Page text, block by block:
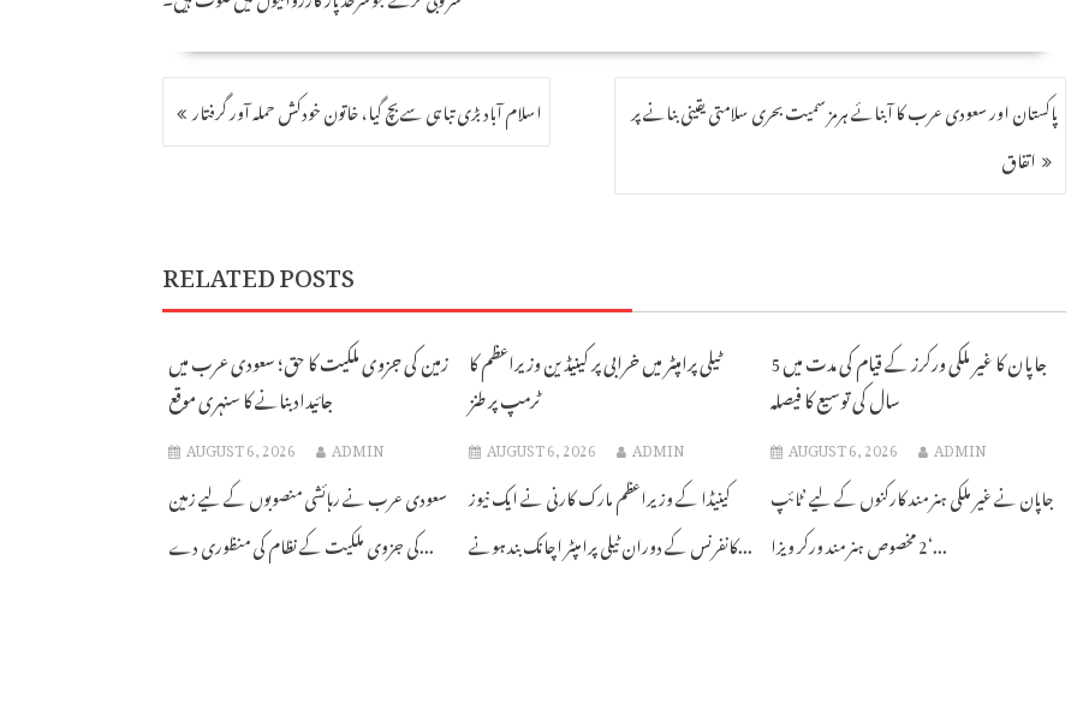
POST
NAVIGATION
اسلام آباد بڑی تباہی سے بچ گیا، خاتون خودکش حملہ آور گرفتار
پاکستان اور سعودی عرب کا آبنائے ہرمز سمیت بحری سلامتی یقینی بنانے پر
اتفاق
RELATED POSTS
زمین کی جزوی ملکیت کا حق؛ سعودی عرب میں
جائیداد بنانے کا سنہری موقع
AUGUST 6, 2026 ADMIN
سعودی عرب نے رہائشی منصوبوں کے لیے زمین
کی جزوی ملکیت کے نظام کی منظوری دے...
ٹیلی پرامپٹر میں خرابی پر کینیڈین وزیراعظم کا
ٹرمپ پر طنز
AUGUST 6, 2026 ADMIN
کینیڈا کے وزیراعظم مارک کارنی نے ایک نیوز
کانفرنس کے دوران ٹیلی پرامپٹر اچانک بند ہونے...
جاپان کا غیر ملکی ورکرز کے قیام کی مدت میں 5
سال کی توسیع کا فیصلہ
AUGUST 6, 2026 ADMIN
جاپان نے غیر ملکی ہنر مند کارکنوں کے لیے ’ٹائپ
2 مخصوص ہنر مند ورکر ویزا‘...